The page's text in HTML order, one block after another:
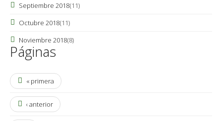
Septiembre 2018(11)
Octubre 2018(11)
Noviembre 2018(8)
Páginas
« primera
‹ anterior